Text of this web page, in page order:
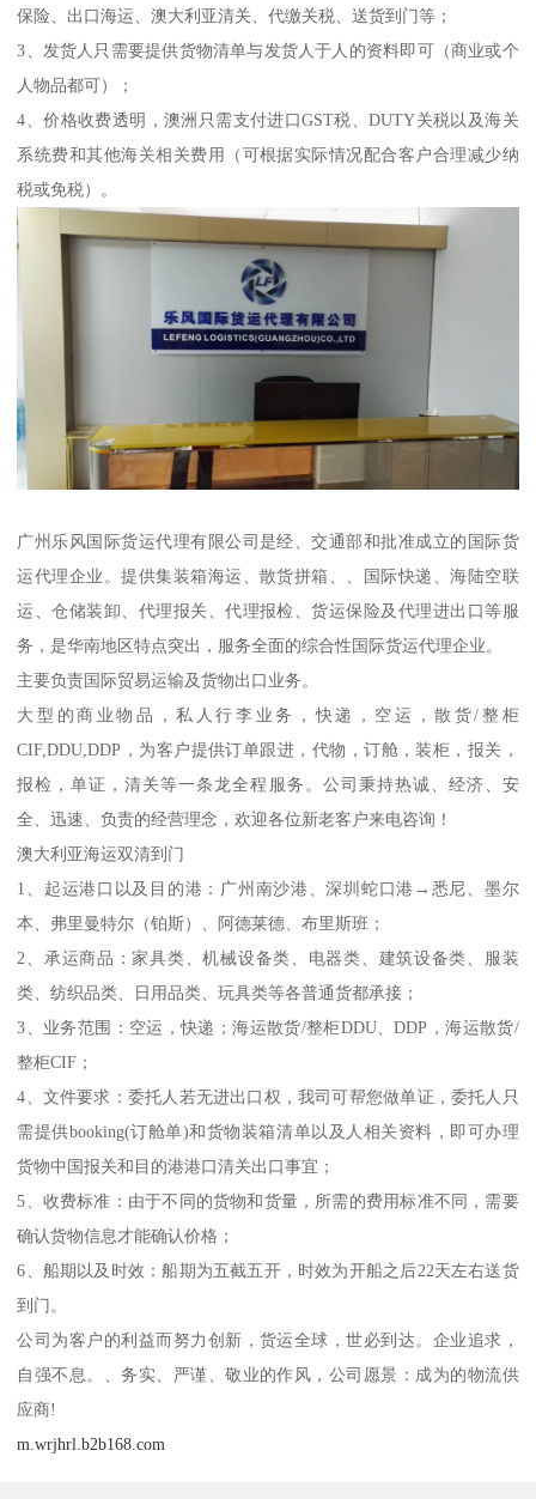
保险、出口海运、澳大利亚清关、代缴关税、送货到门等；
3、发货人只需要提供货物清单与发货人于人的资料即可（商业或个
人物品都可）；
4、价格收费透明，澳洲只需支付进口GST税、DUTY关税以及海关
系统费和其他海关相关费用（可根据实际情况配合客户合理减少纳
税或免税）。
广州乐风国际货运代理有限公司是经、交通部和批准成立的国际货
运代理企业。提供集装箱海运、散货拼箱、、国际快递、海陆空联
运、仓储装卸、代理报关、代理报检、货运保险及代理进出口等服
务，是华南地区特点突出，服务全面的综合性国际货运代理企业。
主要负责国际贸易运输及货物出口业务。
大型的商业物品，私人行李业务，快递，空运，散货/整柜
CIF,DDU,DDP，为客户提供订单跟进，代物，订舱，装柜，报关，
报检，单证，清关等一条龙全程服务。公司秉持热诚、经济、安
全、迅速、负责的经营理念，欢迎各位新老客户来电咨询！
澳大利亚海运双清到门
1、起运港口以及目的港：广州南沙港、深圳蛇口港→悉尼、墨尔
本、弗里曼特尔（铂斯）、阿德莱德、布里斯班；
2、承运商品：家具类、机械设备类、电器类、建筑设备类、服装
类、纺织品类、日用品类、玩具类等各普通货都承接；
3、业务范围：空运，快递；海运散货/整柜DDU、DDP，海运散货/
整柜CIF；
4、文件要求：委托人若无进出口权，我司可帮您做单证，委托人只
需提供booking(订舱单)和货物装箱清单以及人相关资料，即可办理
货物中国报关和目的港港口清关出口事宜；
5、收费标准：由于不同的货物和货量，所需的费用标准不同，需要
确认货物信息才能确认价格；
6、船期以及时效：船期为五截五开，时效为开船之后22天左右送货
到门。
公司为客户的利益而努力创新，货运全球，世必到达。企业追求，
自强不息。、务实、严谨、敬业的作风，公司愿景：成为的物流供
应商!
m.wrjhrl.b2b168.com